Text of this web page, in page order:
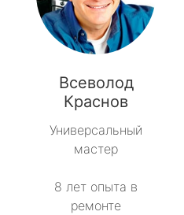
Всеволод
Краснов
Универсальный
мастер
8 лет опыта в
ремонте